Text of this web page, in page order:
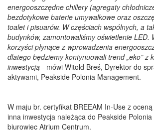
energooszczędne chillery (agregaty
bezdotykowe baterie umywalkowe oraz
toalet i pisuarów. W częściach wspólnych, a
budynków, zamontowaliśmy oświetlenie LED.
korzyści płynące z wprowadzenia
dlatego będziemy kontynuowali trend „eko” z
inwestycją - mówi Witold Breś, Dyrektor do
aktywami, Peakside Polonia Management.
W maju br. certyfikat BREEAM In-Use z oceną
inna inwestycja należąca do Peakside
biurowiec Atrium Centrum.